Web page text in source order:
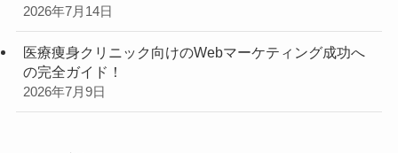
2026年7月14日
医療痩身クリニック向けのWebマーケティング成功へ
の完全ガイド！
2026年7月9日